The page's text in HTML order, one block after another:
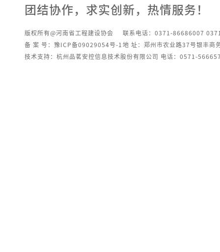
团结协作，求实创新，热情服务！
版权所有@河南省工程建设协会
联系电话：0371-86686007
备 案 号：豫ICP备09029054号-1 地 址：郑州市农业路37号银丰商
技术支持：杭州品茗安控信息技术股份有限公司 电话：0571-